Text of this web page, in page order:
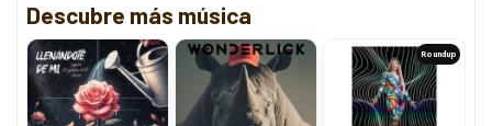
Descubre más música
Roundup